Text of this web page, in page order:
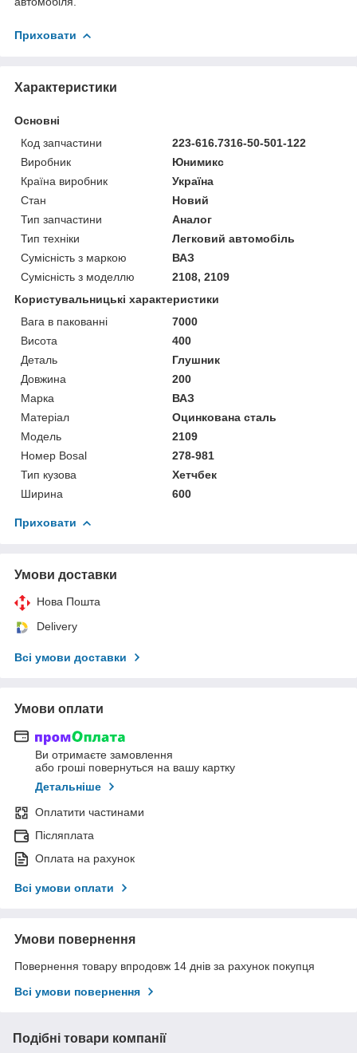
Приховати
Характеристики
Основні
Код запчастини
223-616.7316-50-501-122
Виробник
Юнимикс
Країна виробник
Україна
Стан
Новий
Тип запчастини
Аналог
Тип техніки
Легковий автомобіль
Сумісність з маркою
ВАЗ
Сумісність з моделлю
2108, 2109
Користувальницькі характеристики
Вага в пакованні
7000
Висота
400
Деталь
Глушник
Довжина
200
Марка
ВАЗ
Матеріал
Оцинкована сталь
Мoдель
2109
Номер Bosal
278-981
Тип кузова
Хетчбек
Ширина
600
Приховати
Умови доставки
Нова Пошта
Delivery
Всі умови доставки
Умови оплати
Ви отримаєте замовлення
або гроші повернуться на вашу картку
Детальніше
Оплатити частинами
Післяплата
Оплата на рахунок
Всі умови оплати
Умови повернення
Повернення товару впродовж 14 днів за рахунок покупця
Всі умови повернення
Подібні товари компанії